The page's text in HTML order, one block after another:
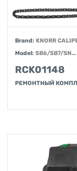
Brand: KNORR
Model: SB6/SB7/SN...
RCK01148
РЕМОНТНЫЙ